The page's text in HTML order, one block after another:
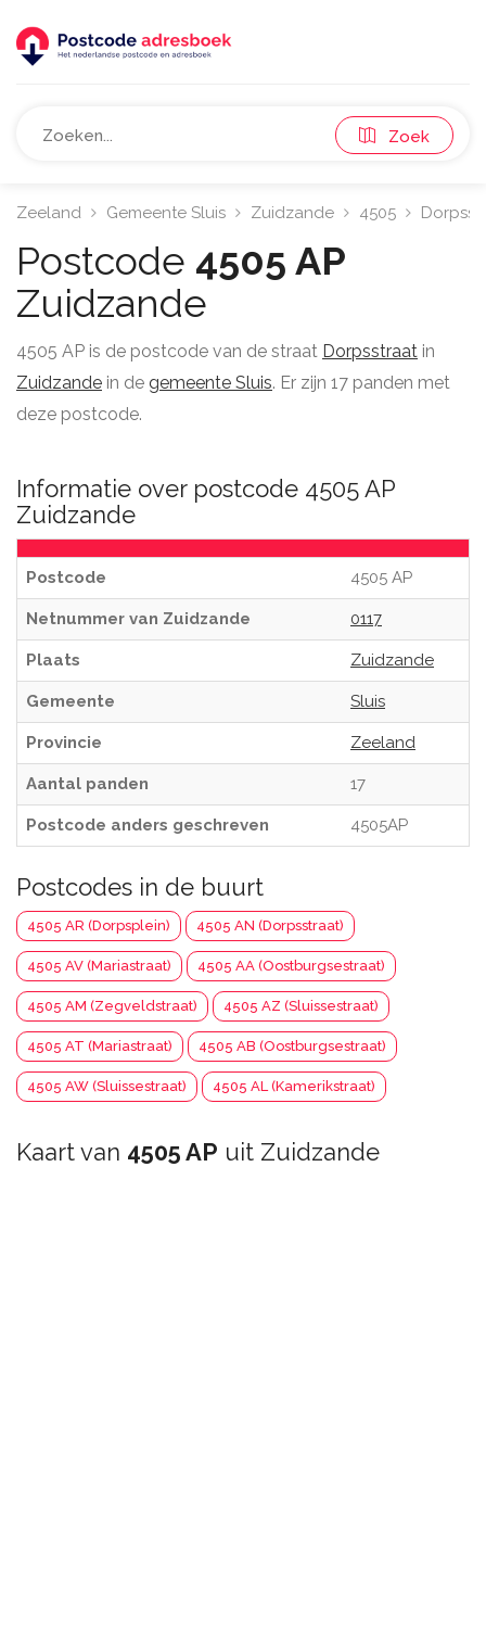
Zoek
Zeeland Gemeente Sluis Zuidzande 4505
Postcode 4505 AP
Zuidzande
4505 AP is de postcode van de straat Dorpsstraat in
Zuidzande in de gemeente Sluis. Er zijn 17 panden met
deze postcode.
Informatie over postcode 4505 AP
Zuidzande
Postcode 4505 AP
Netnummer van Zuidzande 0117
Plaats Zuidzande
Gemeente Sluis
Provincie Zeeland
Aantal panden 17
Postcode anders geschreven 4505AP
Postcodes in de buurt
4505 AR (Dorpsplein) 4505 AN (Dorpsstraat)
4505 AV (Mariastraat) 4505 AA (Oostburgsestraat)
4505 AM (Zegveldstraat) 4505 AZ (Sluissestraat)
4505 AT (Mariastraat) 4505 AB (Oostburgsestraat)
4505 AW (Sluissestraat) 4505 AL (Kamerikstraat)
Kaart van 4505 AP uit Zuidzande